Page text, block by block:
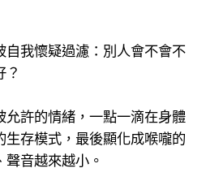
我懷疑過濾：別人會不會不
？
允許的情緒，一點一滴在身體
存模式，最後顯化成喉嚨的
音越來越小。